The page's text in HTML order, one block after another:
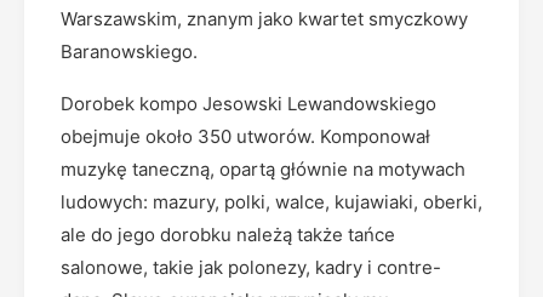
Warszawskim, znanym jako kwartet smyczkowy
Baranowskiego.
Dorobek kompo Jesowski Lewandowskiego
obejmuje około 350 utworów. Komponował
muzykę taneczną, opartą głównie na motywach
ludowych: mazury, polki, walce, kujawiaki, oberki,
ale do jego dorobku należą także tańce
salonowe, takie jak polonezy, kadry i contre-